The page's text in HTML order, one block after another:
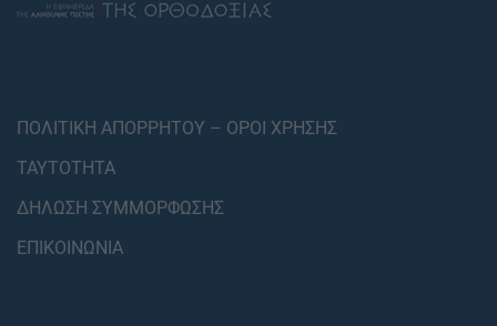
ΠΟΛΙΤΙΚΗ ΑΠΟΡΡΗΤΟΥ – ΟΡΟΙ ΧΡΗΣΗΣ
ΤΑΥΤΟΤΗΤΑ
ΔΗΛΩΣΗ ΣΥΜΜΟΡΦΩΣΗΣ
ΕΠΙΚΟΙΝΩΝΙΑ